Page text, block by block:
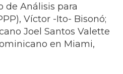
de Análisis para
Víctor -Ito- Bisonó;
Joel Santos Valette
en Miami,